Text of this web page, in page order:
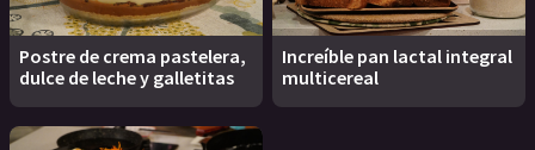
Postre de crema pastelera,
dulce de leche y galletitas
Increíble pan lactal integral
multicereal